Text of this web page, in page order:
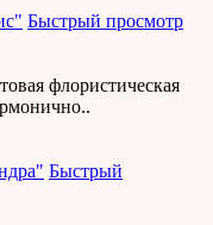
Быстрый просмотр
флористическая
Быстрый